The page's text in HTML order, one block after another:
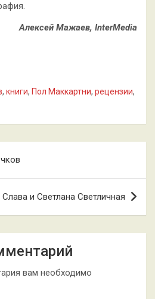
Алексей Мажаев, InterMedia
, книги, Пол Маккартни, рецензии,
и Светлана Светличная
вам необходимо